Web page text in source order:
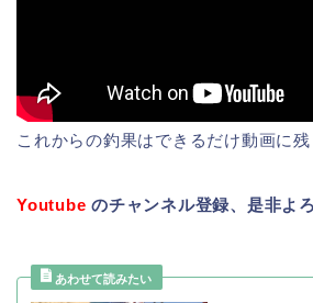
これからの釣果はできるだけ動画に
Youtube のチャンネル登録、是非よ